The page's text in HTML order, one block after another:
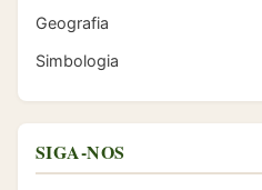
Geografia
Simbologia
SIGA-NOS